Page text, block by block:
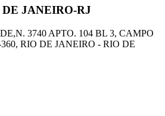
JANEIRO-RJ
3740 APTO. 104 BL 3, CAMPO
RIO DE JANEIRO - RIO DE